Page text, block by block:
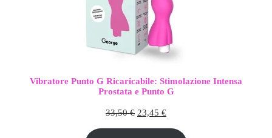
Vibratore Punto G Ricaricabile: Stimolazione Intensa
Prostata e Punto G
33,50€ Il
prezzo
23,45 €Il
prezzo